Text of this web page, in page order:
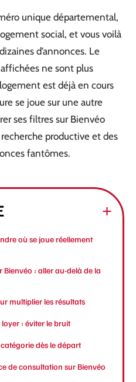
unique départemental,
social, et vous voilà
d’annonces. Le
ne sont plus
est déjà en cours
se joue sur une autre
ses filtres sur Bienvéo
productive et des
fantômes.
où se joue réellement
Bienvéo : aller au-delà de la
multiplier les résultats
: éviter le bruit
dès le départ
de consultation sur Bienvéo